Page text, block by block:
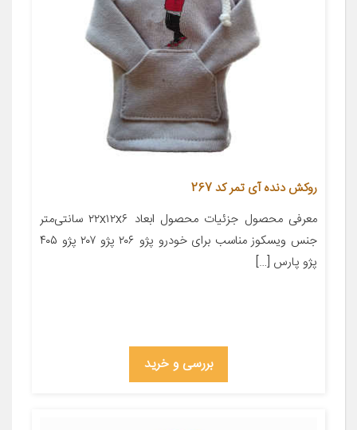
روکش دنده آی تمر کد 267
معرفی محصول جزئیات محصول ابعاد ۲۲x۱۲x۶ سانتی‌متر
جنس ویسکوز مناسب برای خودرو پژو ۲۰۶ پژو ۲۰۷ پژو ۴۰۵
پژو پارس […]
بررسی و خرید